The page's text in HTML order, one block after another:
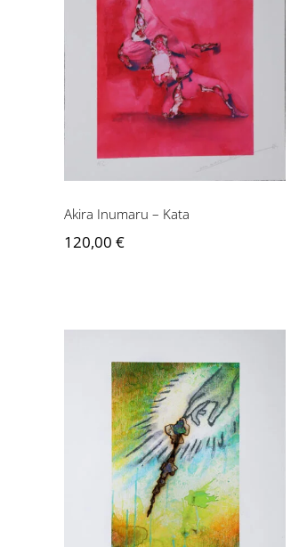
Akira Inumaru – Kata
Akira Inumaru – Kata
120,00 €
Akira Inumaru – Main
du Saint-Esprit 1/8